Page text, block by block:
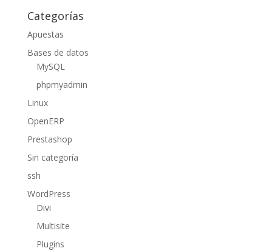
Categorías
Apuestas
Bases de datos
MySQL
phpmyadmin
Linux
OpenERP
Prestashop
Sin categoría
ssh
WordPress
Divi
Multisite
Plugins